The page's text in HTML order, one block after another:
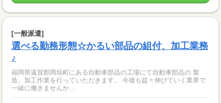
[一般派遣]
選べる勤務形態☆かるい部品の組付、加工業務
♪
福岡県遠賀郡岡垣町にある自動車部品の工場にて自動車部品の 製
造、加工作業を行っていただきます。 今後も益々伸びていく業界で
一緒に働きませんか...